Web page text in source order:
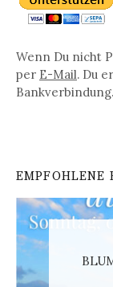
Wenn Du nicht
per E-Mail. Du
Bankverbindung.
EMPFOHLENE